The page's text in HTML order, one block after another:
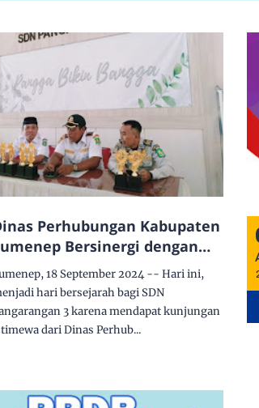
Perhubungan Kabupaten
Bersinergi dengan
Pangarangan 3 untuk
Lalu Lintas Siswa
18 September 2024 -- Hari ini,
hari bersejarah bagi SDN
3 karena mendapat kunjungan
dari Dinas Perhub...